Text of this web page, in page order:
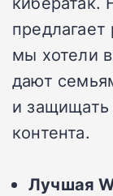
мы хотели
дают
и защищать
контента.
Лучшая